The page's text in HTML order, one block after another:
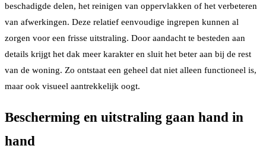
beschadigde delen, het reinigen van oppervlakken of het verbeteren
van afwerkingen. Deze relatief eenvoudige ingrepen kunnen al
zorgen voor een frisse uitstraling. Door aandacht te besteden aan
details krijgt het dak meer karakter en sluit het beter aan bij de rest
van de woning. Zo ontstaat een geheel dat niet alleen functioneel is,
maar ook visueel aantrekkelijk oogt.
Bescherming en uitstraling gaan hand in
hand